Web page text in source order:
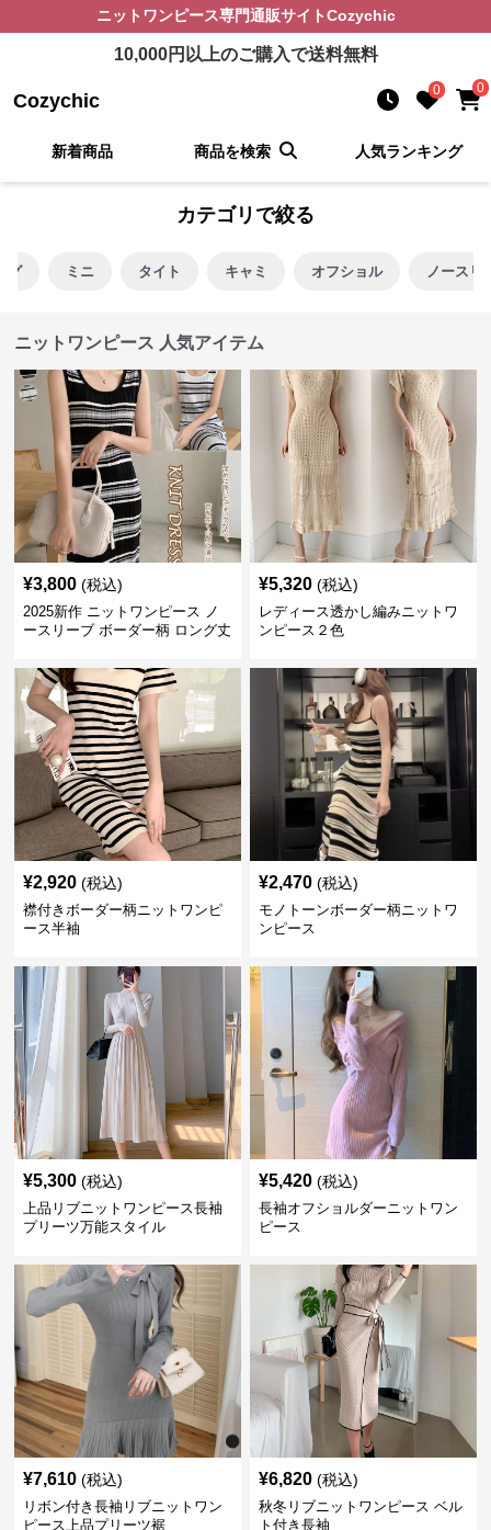
ニットワンピース専門通販サイトCozychic
10,000円以上のご購入で送料無料
Cozychic 0 0
新着商品 商品を検索 人気ランキング
カテゴリで絞る
グ ミニ タイト キャミ オフショル ノースリ
ニットワンピース 人気アイテム
¥3,800 (税込)
2025新作 ニットワンピース ノ
ースリーブ ボーダー柄 ロング丈
¥5,320 (税込)
レディース透かし編みニットワ
ンピース２色
¥2,920 (税込)
襟付きボーダー柄ニットワンピ
ース半袖
¥2,470 (税込)
モノトーンボーダー柄ニットワ
ンピース
¥5,300 (税込)
上品リブニットワンピース長袖
プリーツ万能スタイル
¥5,420 (税込)
長袖オフショルダーニットワン
ピース
¥7,610 (税込)
リボン付き長袖リブニットワン
ピース上品プリーツ裾
¥6,820 (税込)
秋冬リブニットワンピース ベル
ト付き長袖